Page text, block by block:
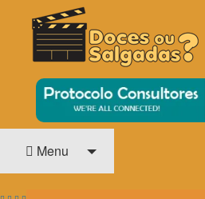
DOCES OU SALGADAS?
O Cinema? Uma Paixão!!
Menu